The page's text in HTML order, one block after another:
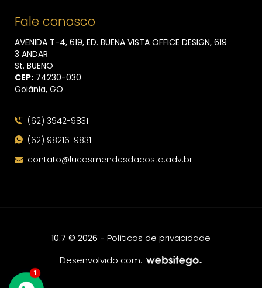
Fale conosco
AVENIDA T-4, 619, ED. BUENA VISTA OFFICE DESIGN, 619
3 ANDAR
St. BUENO
CEP: 74230​-030
Goiânia, GO
(62) 3942-9831
(62) 98216-9831
contato@lucasmendesdacosta.adv.br
10.7 © 2026 - Políticas de privacidade
Desenvolvido com:
1